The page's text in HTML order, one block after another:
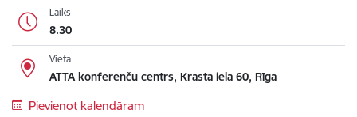
Laiks
8.30
Vieta
ATTA konferenču centrs, Krasta iela 60, Rīga
Pievienot kalendāram